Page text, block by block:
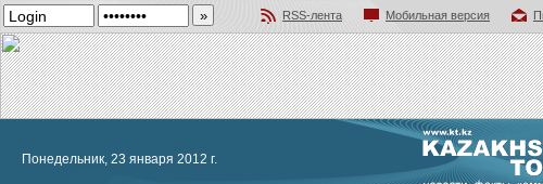
RSS-лента Мобильная версия
Понедельник, 23 января 2012 г.